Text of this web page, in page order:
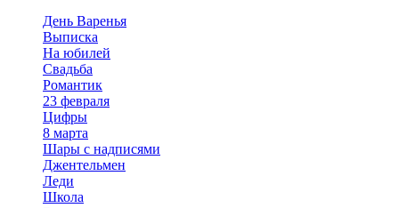
День Варенья
Выписка
На юбилей
Свадьба
Романтик
23 февраля
Цифры
8 марта
Шары с надписями
Джентельмен
Леди
Школа